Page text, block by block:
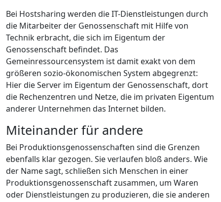
Bei Hostsharing werden die IT-Dienstleistungen durch
die Mitarbeiter der Genossenschaft mit Hilfe von
Technik erbracht, die sich im Eigentum der
Genossenschaft befindet. Das
Gemeinressourcensystem ist damit exakt von dem
größeren sozio-ökonomischen System abgegrenzt:
Hier die Server im Eigentum der Genossenschaft, dort
die Rechenzentren und Netze, die im privaten Eigentum
anderer Unternehmen das Internet bilden.
Miteinander für andere
Bei Produktionsgenossenschaften sind die Grenzen
ebenfalls klar gezogen. Sie verlaufen bloß anders. Wie
der Name sagt, schließen sich Menschen in einer
Produktionsgenossenschaft zusammen, um Waren
oder Dienstleistungen zu produzieren, die sie anderen